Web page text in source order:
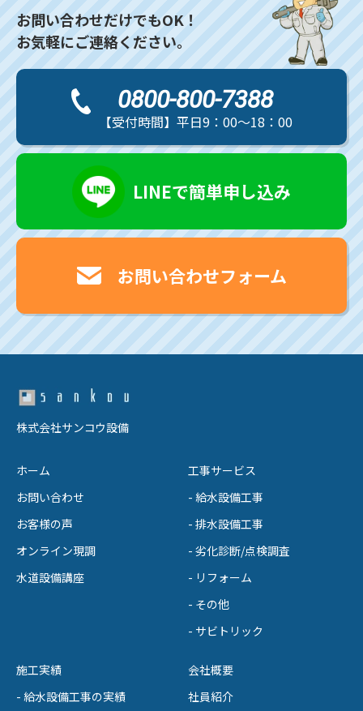
お問い合わせだけでもOK！
お気軽にご連絡ください。
0800-800-7388
【受付時間】平日9：00～18：00
LINEで簡単申し込み
お問い合わせフォーム
株式会社サンコウ設備
ホーム
お問い合わせ
お客様の声
オンライン現調
水道設備講座
工事サービス
- 給水設備工事
- 排水設備工事
- 劣化診断/点検調査
- リフォーム
- その他
- サビトリック
施工実績
- 給水設備工事の実績
会社概要
社員紹介